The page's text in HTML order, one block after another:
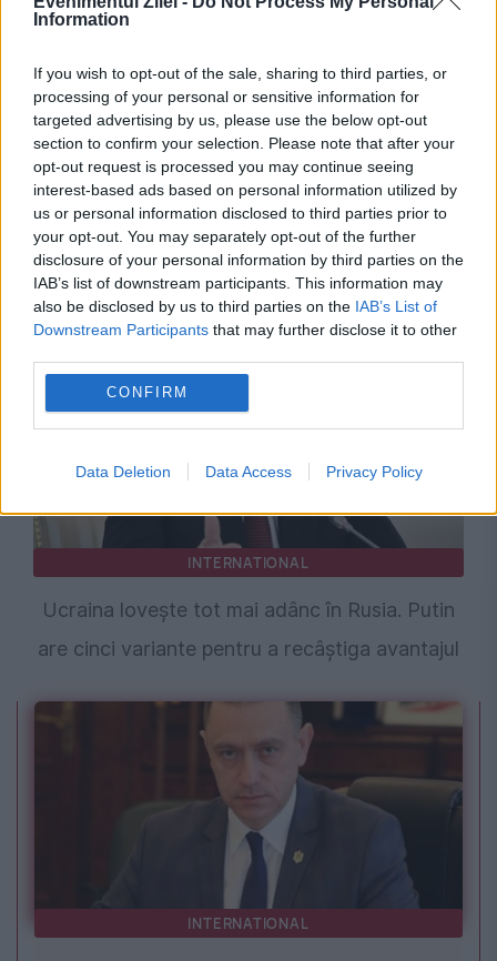
Information
If you wish to opt-out of the sale, sharing to third parties, or
processing of your personal or sensitive information for
targeted advertising by us, please use the below opt-out
section to confirm your selection. Please note that after your
opt-out request is processed you may continue seeing
interest-based ads based on personal information utilized by
us or personal information disclosed to third parties prior to
your opt-out. You may separately opt-out of the further
disclosure of your personal information by third parties on the
IAB’s list of downstream participants. This information may
also be disclosed by us to third parties on the IAB’s List of
Downstream Participants that may further disclose it to other
CONFIRM
Data Deletion Data Access Privacy Policy
INTERNATIONAL
Rusia și amenințarea dronelor. Europa nu este
pregătită să identifice rapid atacurile: „Este
alarmant”
INTERNATIONAL
Ucraina lovește tot mai adânc în Rusia. Putin
are cinci variante pentru a recâștiga avantajul
INTERNATIONAL